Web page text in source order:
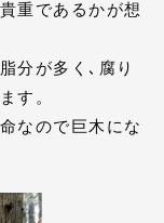
重であるかが想
分が多く､腐り
す。
なので巨木にな